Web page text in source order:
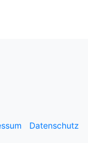
Datenschutz